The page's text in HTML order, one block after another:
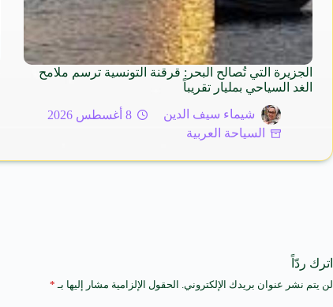
الجزيرة التي تُصالح البحر: قرقنة التونسية ترسم ملامح
الغد السياحي بمليار تقريباً
شيماء سيف الدين
8 أغسطس 2026
السياحة العربية
اترك ردّاً
لن يتم نشر عنوان بريدك الإلكتروني. الحقول الإلزامية مشار إليها بـ *
A